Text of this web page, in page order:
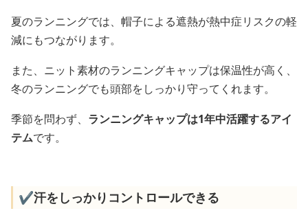
夏のランニングでは、帽子による遮熱が熱中症リスクの軽
減にもつながります。
また、ニット素材のランニングキャップは保温性が高く、
冬のランニングでも頭部をしっかり守ってくれます。
季節を問わず、 ランニングキャップは1年中活躍するアイ
テムです。
✔️汗をしっかりコントロールできる